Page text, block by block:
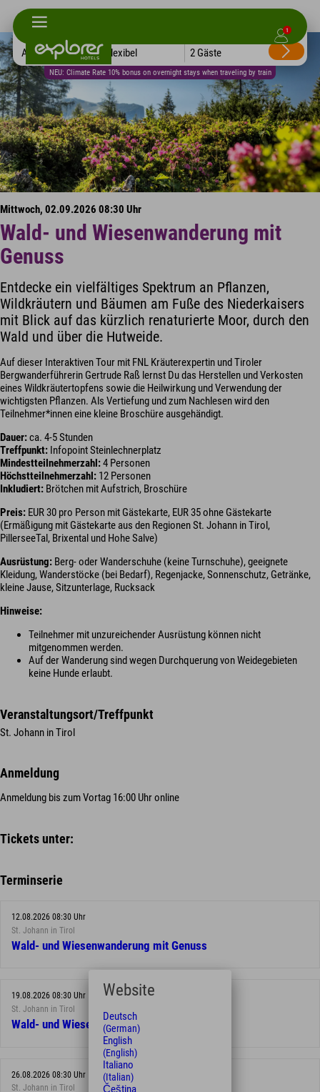
1
NEU: Climate Rate 10% bonus on overnight stays when traveling by train
Alle Hotels Flexibel 2 Gäste
Mittwoch, 02.09.2026 08:30 Uhr
Wald- und Wiesenwanderung mit
Genuss
Entdecke ein vielfältiges Spektrum an Pflanzen,
Wildkräutern und Bäumen am Fuße des Niederkaisers
mit Blick auf das kürzlich renaturierte Moor, durch den
Wald und über die Hutweide.
Auf dieser Interaktiven Tour mit FNL Kräuterexpertin und Tiroler
Bergwanderführerin Gertrude Raß lernst Du das Herstellen und Verkosten
eines Wildkräutertopfens sowie die Heilwirkung und Verwendung der
wichtigsten Pflanzen. Als Vertiefung und zum Nachlesen wird den
Teilnehmer*innen eine kleine Broschüre ausgehändigt.
Dauer:ca. 4-5 Stunden
Treffpunkt: Infopoint Steinlechnerplatz
Mindestteilnehmerzahl:4 Personen
Höchstteilnehmerzahl: 12 Personen
Inkludiert: Brötchen mit Aufstrich, Broschüre
Preis: EUR 30 pro Person mit Gästekarte, EUR 35 ohne Gästekarte
(Ermäßigung mit Gästekarte aus den Regionen St. Johann in Tirol,
PillerseeTal, Brixental und Hohe Salve)
Ausrüstung: Berg- oder Wanderschuhe (keine Turnschuhe), geeignete
Kleidung, Wanderstöcke (bei Bedarf), Regenjacke, Sonnenschutz, Getränke,
kleine Jause, Sitzunterlage, Rucksack
Hinweise:
Teilnehmer mit unzureichender Ausrüstung können nicht
mitgenommen werden.
Auf der Wanderung sind wegen Durchquerung von Weidegebieten
keine Hunde erlaubt.
Veranstaltungsort/Treffpunkt
St. Johann in Tirol
Anmeldung
Anmeldung bis zum Vortag 16:00 Uhr online
Tickets unter:
Terminserie
12.08.2026 08:30 Uhr
St. Johann in Tirol
Wald- und Wiesenwanderung mit Genuss
19.08.2026 08:30 Uhr
St. Johann in Tirol
Wald- und Wiesenwanderung mit Genuss
26.08.2026 08:30 Uhr
St. Johann in Tirol
Website
Deutsch
(German)
English
(English)
Italiano
(Italian)
Čeština